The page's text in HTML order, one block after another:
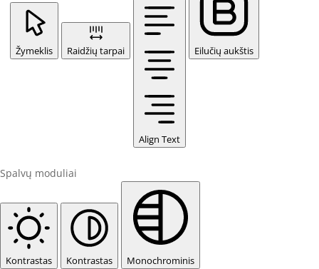
Žymeklis Raidžių tarpai
Align Text
Eilučių aukštis
Spalvų moduliai
Kontrastas Kontrastas Monochrominis